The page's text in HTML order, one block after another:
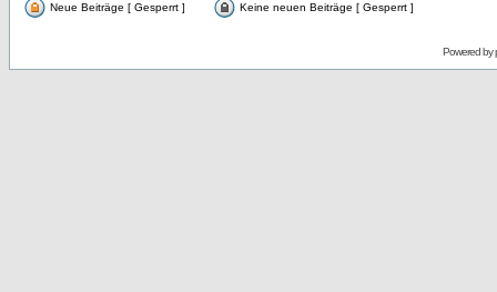
Neue Beiträge [ Gesperrt ]
Keine neuen Beiträge [ Gesperrt ]
Powered by